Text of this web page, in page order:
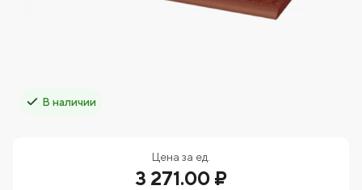
В наличии
Цена за ед.
3 271.00 ₽